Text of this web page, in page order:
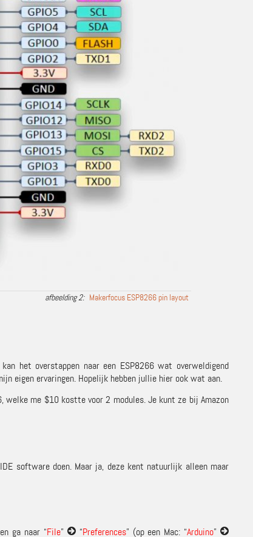
Makerfocus ESP8266 pin layout
het overstappen naar een ESP8266 wat overweldigend
eigen ervaringen. Hopelijk hebben jullie hier ook wat aan.
welke me $10 kostte voor 2 modules. Je kunt ze bij Amazon
software doen. Maar ja, deze kent natuurlijk alleen maar
ga naar “File” “Preferences” (op een Mac: “Arduino”